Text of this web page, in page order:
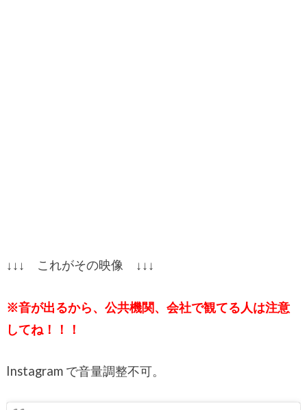
↓↓↓ これがその映像 ↓↓↓
※音が出るから、公共機関、会社で観てる人は注意
してね！！！
Instagram で音量調整不可。